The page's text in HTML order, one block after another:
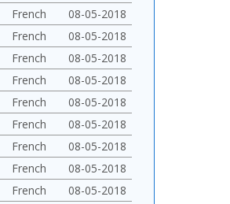
French
08-05-2018
French
08-05-2018
French
08-05-2018
French
08-05-2018
French
08-05-2018
French
08-05-2018
French
08-05-2018
French
08-05-2018
French
08-05-2018